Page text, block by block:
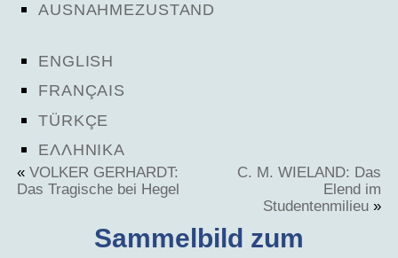
AUSNAHMEZUSTAND
ENGLISH
FRANÇAIS
TÜRKÇE
ΕΛΛΗΝΙΚΑ
« VOLKER GERHARDT:
Das Tragische bei Hegel
C. M. WIELAND: Das
Elend im
Studentenmilieu »
Sammelbild zum